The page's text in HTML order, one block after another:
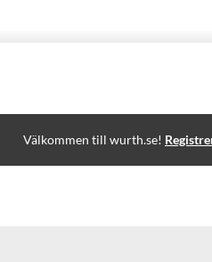
Välkommen till wurth.se!